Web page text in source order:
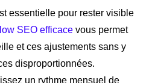
essentielle pour rester visible
SEO efficace vous permet
et ces ajustements sans y
disproportionnées.
un rythme mensuel de